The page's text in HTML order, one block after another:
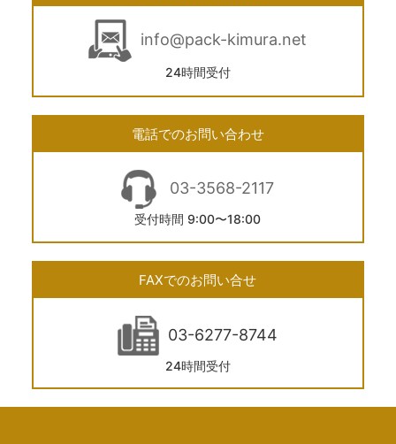
info@pack-kimura.net
24時間受付
電話でのお問い合わせ
03-3568-2117
受付時間 9:00〜18:00
FAXでのお問い合せ
03-6277-8744
24時間受付